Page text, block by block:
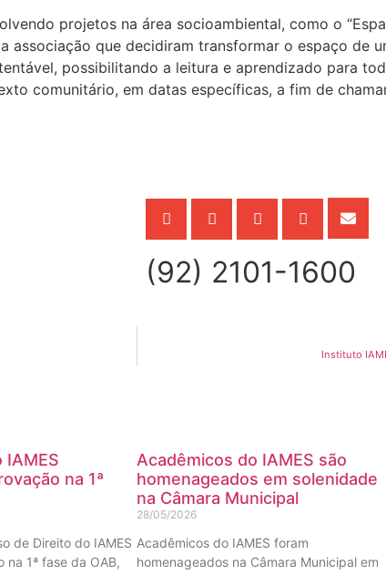
projetos na área socioambiental, como o
que decidiram transformar o espaço de
possibilitando a leitura e aprendizado para
comunitário, em datas específicas, a fim de
(92) 2101-1600
Instituto
IAMES
na 1ª
de Direito do IAMES
1ª fase da OAB,
Acadêmicos do IAMES são
homenageados em solenidade
na Câmara Municipal
28/05/2026
Acadêmicos do IAMES foram
homenageados na Câmara Municipal em